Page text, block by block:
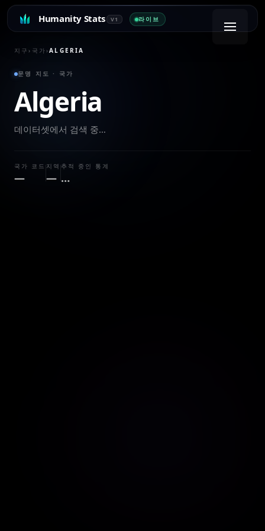
Humanity Stats V1 라이브
지구› 국가›ALGERIA
문명 지도 · 국가
Algeria
데이터셋에서 검색 중…
국가 코드
—
지역
—
추적 중인 통계
…